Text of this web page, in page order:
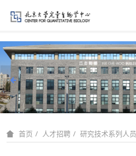
首页 人才招聘 研究技术系列人员